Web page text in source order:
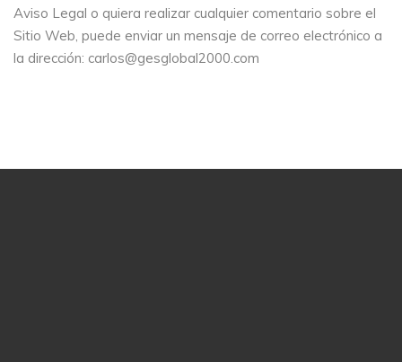
Aviso Legal o quiera realizar cualquier comentario sobre el
Sitio Web, puede enviar un mensaje de correo electrónico a
la dirección: carlos@gesglobal2000.com